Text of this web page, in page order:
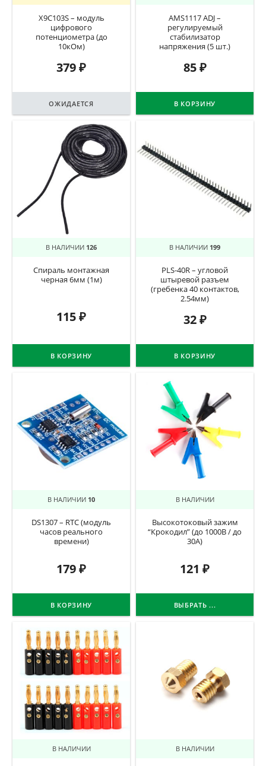
X9C103S – модуль
цифрового
потенциометра (до
10кОм)
379₽
ОЖИДАЕТСЯ
AMS1117 ADJ –
регулируемый
стабилизатор
напряжения (5 шт.)
85₽
В КОРЗИНУ
В НАЛИЧИИ 126
Спираль монтажная
черная 6мм (1м)
115₽
В КОРЗИНУ
В НАЛИЧИИ 199
PLS-40R – угловой
штыревой разъем
(гребенка 40 контактов,
2.54мм)
32₽
В КОРЗИНУ
В НАЛИЧИИ 10
DS1307 – RTC (модуль
часов реального
времени)
179₽
В КОРЗИНУ
В НАЛИЧИИ
Высокотоковый зажим
“Крокодил” (до 1000В / до
30А)
121 ₽
ВЫБРАТЬ ...
В НАЛИЧИИ В НАЛИЧИИ